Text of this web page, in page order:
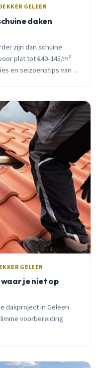
GELEEN
daken
zijn dan schuine
plat tot €40-145/m²
en seizoenstips van
GELEEN
je niet op
dakproject in Geleen
voorbereiding